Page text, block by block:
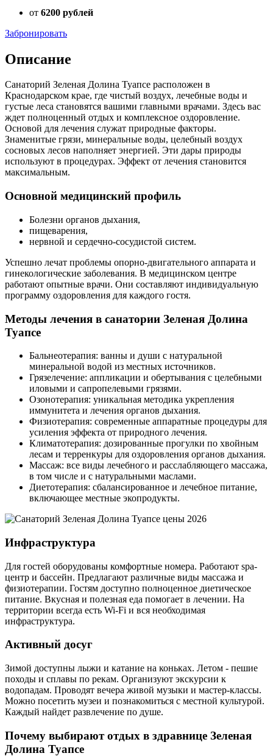
от 6200 рублей
Забронировать
Описание
Санаторий Зеленая Долина Туапсе расположен в
Краснодарском крае, где чистый воздух, лечебные воды и
густые леса становятся вашими главными врачами. Здесь вас
ждет полноценный отдых и комплексное оздоровление.
Основой для лечения служат природные факторы.
Знаменитые грязи, минеральные воды, целебный воздух
сосновых лесов наполняет энергией. Эти дары природы
используют в процедурах. Эффект от лечения становится
максимальным.
Основной медицинский профиль
Болезни органов дыхания,
пищеварения,
нервной и сердечно-сосудистой систем.
Успешно лечат проблемы опорно-двигательного аппарата и
гинекологические заболевания. В медицинском центре
работают опытные врачи. Они составляют индивидуальную
программу оздоровления для каждого гостя.
Методы лечения в санатории Зеленая Долина
Туапсе
Бальнеотерапия: ванны и души с натуральной
минеральной водой из местных источников.
Грязелечение: аппликации и обертывания с целебными
иловыми и сапропелевыми грязями.
Озонотерапия: уникальная методика укрепления
иммунитета и лечения органов дыхания.
Физиотерапия: современные аппаратные процедуры для
усиления эффекта от природного лечения.
Климатотерапия: дозированные прогулки по хвойным
лесам и терренкуры для оздоровления органов дыхания.
Массаж: все виды лечебного и расслабляющего массажа,
в том числе и с натуральными маслами.
Диетотерапия: сбалансированное и лечебное питание,
включающее местные экопродукты.
Инфраструктура
Для гостей оборудованы комфортные номера. Работают spa-
центр и бассейн. Предлагают различные виды массажа и
физиотерапии. Гостям доступно полноценное диетическое
питание. Вкусная и полезная еда помогает в лечении. На
территории всегда есть Wi-Fi и вся необходимая
инфраструктура.
Активный досуг
Зимой доступны лыжи и катание на коньках. Летом - пешие
походы и сплавы по рекам. Организуют экскурсии к
водопадам. Проводят вечера живой музыки и мастер-классы.
Можно посетить музеи и познакомиться с местной культурой.
Каждый найдет развлечение по душе.
Почему выбирают отдых в здравнице Зеленая
Долина Туапсе